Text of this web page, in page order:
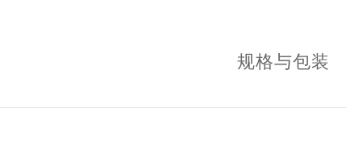
规格与包装